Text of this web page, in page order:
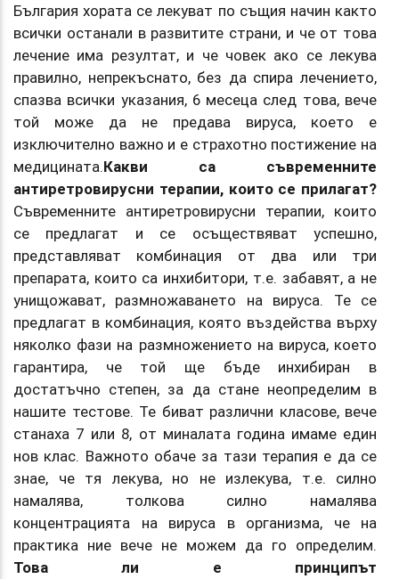
България хората се лекуват по същия начин както
всички останали в развитите страни, и че от това
лечение има резултат, и че човек ако се лекува
правилно, непрекъснато, без да спира лечението,
спазва всички указания, 6 месеца след това, вече
той може да не предава вируса, което е
изключително важно и е страхотно постижение на
медицината.Какви са съвременните
антиретровирусни терапии, които се прилагат?
Съвременните антиретровирусни терапии, които
се предлагат и се осъществяват успешно,
представляват комбинация от два или три
препарата, които са инхибитори, т.е. забавят, а не
унищожават, размножаването на вируса. Те се
предлагат в комбинация, която въздейства върху
няколко фази на размножението на вируса, което
гарантира, че той ще бъде инхибиран в
достатъчно степен, за да стане неопределим в
нашите тестове. Те биват различни класове, вече
станаха 7 или 8, от миналата година имаме един
нов клас. Важното обаче за тази терапия е да се
знае, че тя лекува, но не излекува, т.е. силно
намалява, толкова силно намалява
концентрацията на вируса в организма, че на
практика ние вече не можем да го определим.
Това ли е принципът